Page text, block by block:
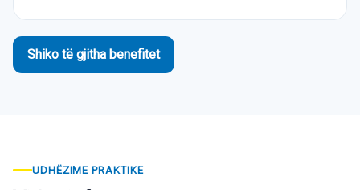
Shiko të gjitha benefitet
UDHËZIME PRAKTIKE